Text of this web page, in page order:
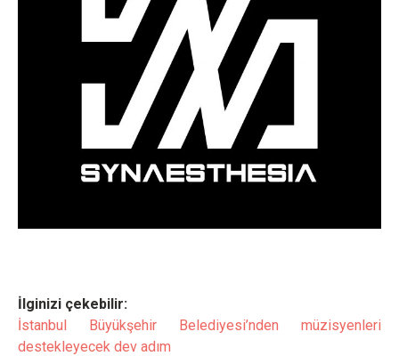
İlginizi çekebilir:
İstanbul Büyükşehir Belediyesi’nden müzisyenleri
destekleyecek dev adım